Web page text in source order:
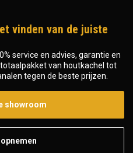
vinden van de juiste
service en advies, garantie en
van houtkachel tot
tegen de beste prijzen.
showroom